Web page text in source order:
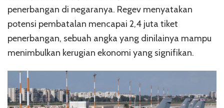
penerbangan di negaranya. Regev menyatakan
potensi pembatalan mencapai 2,4 juta tiket
penerbangan, sebuah angka yang dinilainya mampu
menimbulkan kerugian ekonomi yang signifikan.